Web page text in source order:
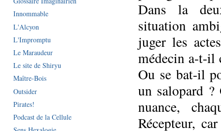
Dans la
situation
juger les
médecin a-t-il
Ou se bat-il
un salopard
nuance,
Récepteur,
Innommable
L'Alcyon
L'Impromptu
Le Maraudeur
Le site de Shiryu
Maître-Bois
Outsider
Pirates!
Podcast de la Cellule